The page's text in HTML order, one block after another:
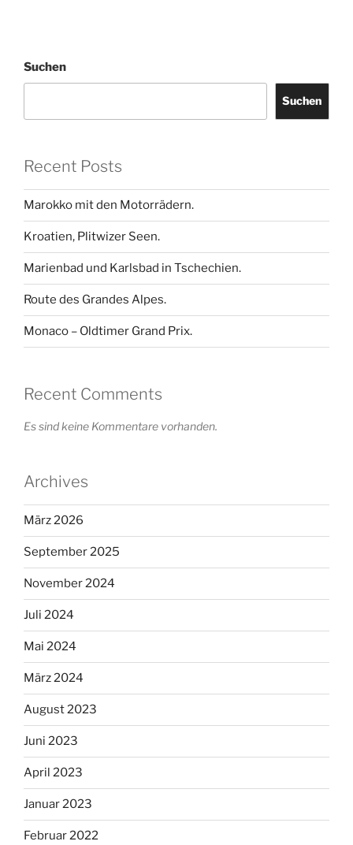
Suchen
Suchen
Recent Posts
Marokko mit den Motorrädern.
Kroatien, Plitwizer Seen.
Marienbad und Karlsbad in Tschechien.
Route des Grandes Alpes.
Monaco – Oldtimer Grand Prix.
Recent Comments
Es sind keine Kommentare vorhanden.
Archives
März 2026
September 2025
November 2024
Juli 2024
Mai 2024
März 2024
August 2023
Juni 2023
April 2023
Januar 2023
Februar 2022